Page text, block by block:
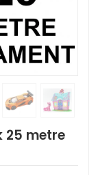
25 metre